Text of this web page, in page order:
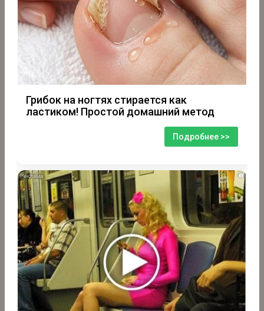
Грибок на ногтях стирается как
ластиком! Простой домашний метод
Подробнее >>
i